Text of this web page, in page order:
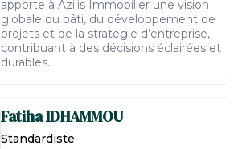
apporte à Azilis Immobilier une vision
globale du bâti, du développement de
projets et de la stratégie d’entreprise,
contribuant à des décisions éclairées et
durables.
FatihaIDHAMMOU
Standardiste